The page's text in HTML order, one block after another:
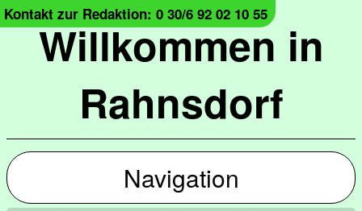
Willkommen in
Rahnsdorf
Kontakt zur Redaktion: 0 30/6 92 02 10 55
Navigation